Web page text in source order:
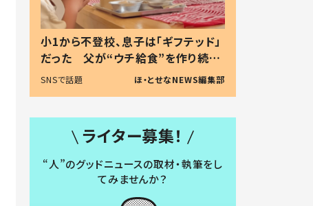
小1から不登校、息子は「ギフテッド」
だった 父が“ウチ給食”を作り続け
る理由とは #令和の親 #令和の子
SNSで話題 ほ・とせなNEWS編集部
ライター募集！
“人”のグッドニュースの取材・執筆をし
てみませんか？